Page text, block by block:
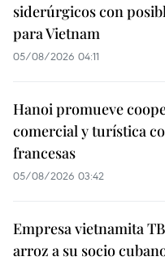
siderúrgicos con
para Vietnam
05/08/2026 04:11
Hanoi promueve
comercial y turística
francesas
05/08/2026 03:42
Empresa vietnamita
arroz a su socio